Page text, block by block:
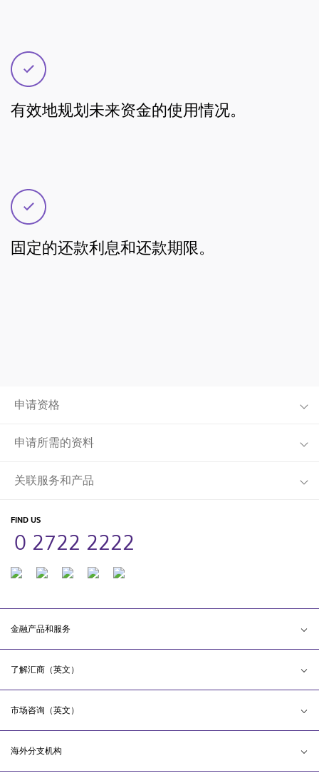
有效地规划未来资金的使用情况。
固定的还款利息和还款期限。
申请资格
申请所需的资料
关联服务和产品
FIND US
0 2722 2222
金融产品和服务
了解汇商（英文）
市场咨询（英文）
海外分支机构